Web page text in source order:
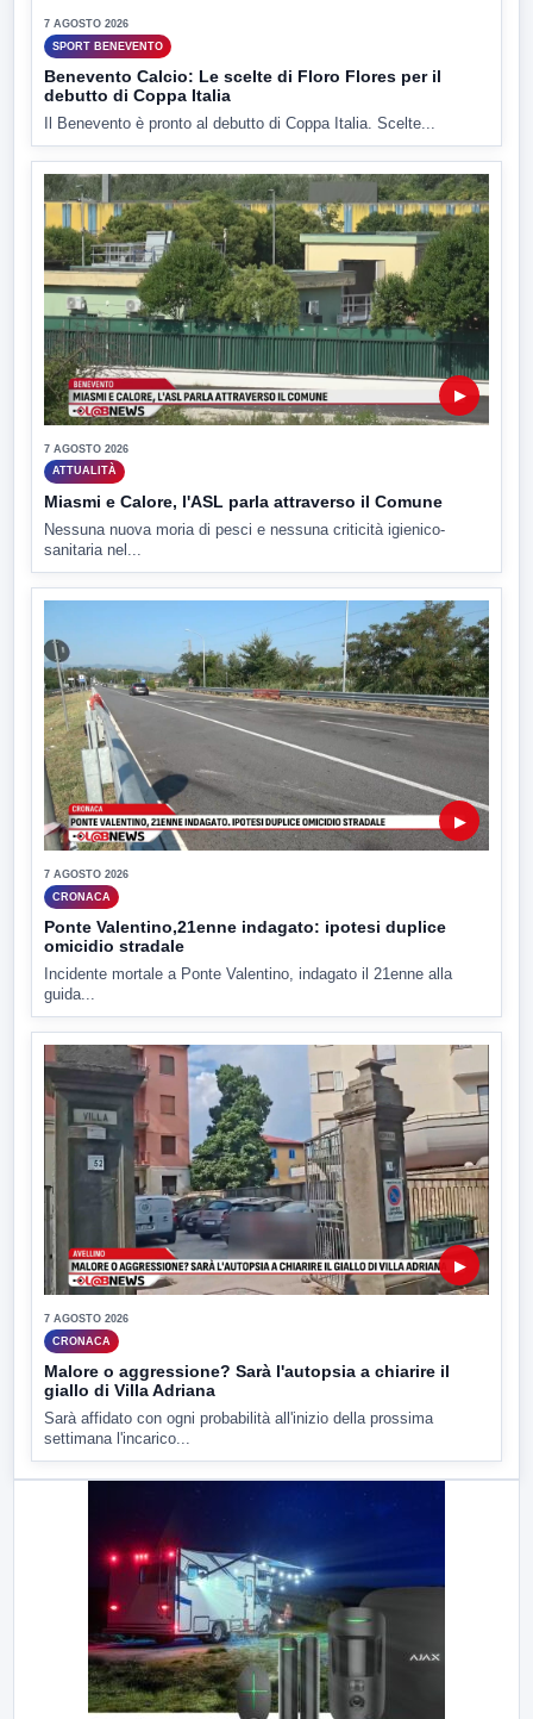
7 AGOSTO 2026
SPORT BENEVENTO
Benevento Calcio: Le scelte di Floro Flores per il
debutto di Coppa Italia
Il Benevento è pronto al debutto di Coppa Italia. Scelte...
▶
7 AGOSTO 2026
ATTUALITÀ
Miasmi e Calore, l'ASL parla attraverso il Comune
Nessuna nuova moria di pesci e nessuna criticità igienico-
sanitaria nel...
▶
7 AGOSTO 2026
CRONACA
Ponte Valentino,21enne indagato: ipotesi duplice
omicidio stradale
Incidente mortale a Ponte Valentino, indagato il 21enne alla
guida...
▶
7 AGOSTO 2026
CRONACA
Malore o aggressione? Sarà l'autopsia a chiarire il
giallo di Villa Adriana
Sarà affidato con ogni probabilità all'inizio della prossima
settimana l'incarico...